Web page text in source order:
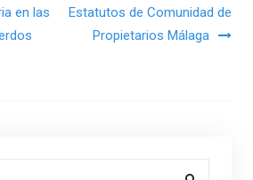
de entradas
en las
Estatutos de Comunidad de
Propietarios Málaga